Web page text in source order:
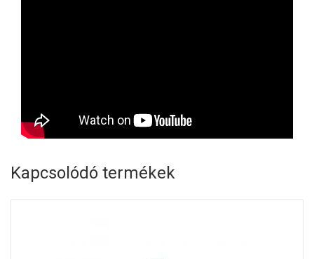
Kapcsolódó termékek